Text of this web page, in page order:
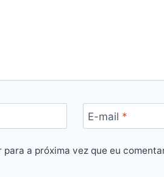
E-mail *
a próxima vez que eu